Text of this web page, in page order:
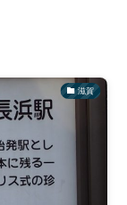
滋賀